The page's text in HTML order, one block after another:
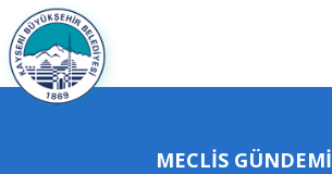
MECLİS GÜNDEMİ